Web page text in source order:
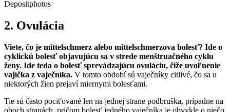
Depositphotos
2. Ovulácia
Viete, čo je mittelschmerz alebo mittelschmerzova bolesť? Ide o
cyklickú bolesť objavujúcu sa v strede menštruačného cyklu
ženy. Ide teda o bolesť sprevádzajúcu ovuláciu, čiže uvoľnenie
vajíčka z vaječníka. V tomto období sú vaječníky citlivé, čo sa u
niektorých žien prejaví miernymi bolesťami.
Tie sú často pociťované len na jednej strane podbruška, prípadne na
oboch stranách, pričom bolesť jedného vaječníka je obvykle o niečo